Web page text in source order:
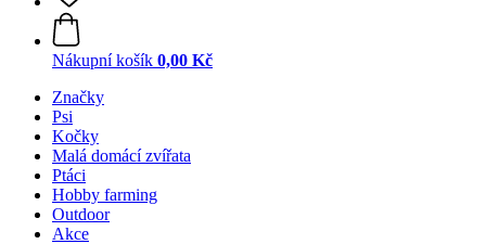
Nákupní košík 0,00 Kč
Značky
Psi
Kočky
Malá domácí zvířata
Ptáci
Hobby farming
Outdoor
Akce